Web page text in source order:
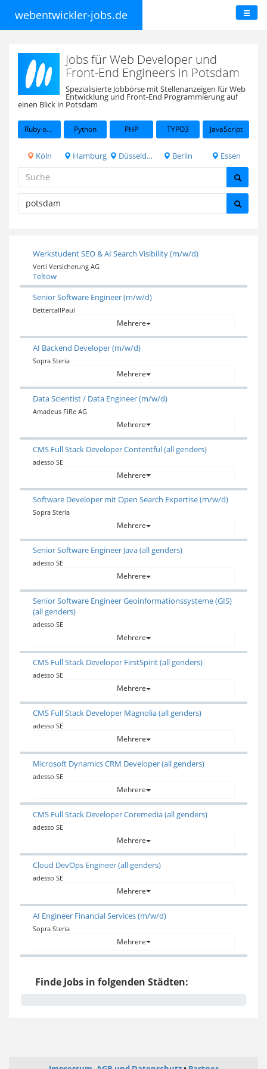
webentwickler-jobs.de
Jobs für Web Developer und
Front-End Engineers in Potsdam
Spezialisierte Jobbörse mit Stellenanzeigen für Web
Entwicklung und Front-End Programmierung auf
einen Blick in Potsdam
Ruby on Rails Python PHP TYPO3 JavaScript
Köln Hamburg Düsseldorf Berlin Essen
Werkstudent SEO & AI Search Visibility (m/w/d)
Verti Versicherung AG
Teltow
Senior Software Engineer (m/w/d)
BettercallPaul
Mehrere
AI Backend Developer (m/w/d)
Sopra Steria
Mehrere
Data Scientist / Data Engineer (m/w/d)
Amadeus FiRe AG
Mehrere
CMS Full Stack Developer Contentful (all genders)
adesso SE
Mehrere
Software Developer mit Open Search Expertise (m/w/d)
Sopra Steria
Mehrere
Senior Software Engineer Java (all genders)
adesso SE
Mehrere
Senior Software Engineer Geoinformationssysteme (GIS)
(all genders)
adesso SE
Mehrere
CMS Full Stack Developer FirstSpirit (all genders)
adesso SE
Mehrere
CMS Full Stack Developer Magnolia (all genders)
adesso SE
Mehrere
Microsoft Dynamics CRM Developer (all genders)
adesso SE
Mehrere
CMS Full Stack Developer Coremedia (all genders)
adesso SE
Mehrere
Cloud DevOps Engineer (all genders)
adesso SE
Mehrere
AI Engineer Financial Services (m/w/d)
Sopra Steria
Mehrere
Finde Jobs in folgenden Städten: